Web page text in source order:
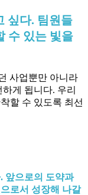
싶다. 팀원들
수 있는 빛을
사업뿐만 아니라
게 됩니다. 우리
할 수 있도록 최선
앞으로의 도약과
로서 성장해 나갈